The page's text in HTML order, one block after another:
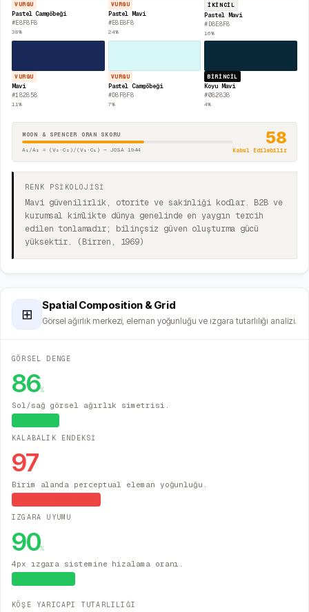
VURGU
Pastel Camgöbeği
#E8F8F8
38%
VURGU
Pastel Mavi
#E8E8F8
24%
İKINCIL
Pastel Mavi
#D8E8F8
16%
VURGU
Mavi
#182858
11%
VURGU
Pastel Camgöbeği
#D8F8F8
7%
BIRINCIL
Koyu Mavi
#082838
4%
MOON & SPENCER ORAN SKORU
A₁/A₂ = (V₂·C₂)/(V₁·C₁) — JOSA 1944
58
Kabul Edilebilir
RENK PSİKOLOJİSİ
Mavi güvenilirlik, otorite ve sakinliği kodlar. B2B ve
kurumsal kimlikte dünya genelinde en yaygın tercih
edilen tonlamadır; bilinçsiz güven oluşturma gücü
yüksektir. (Birren, 1969)
⊞
Spatial Composition & Grid
Görsel ağırlık merkezi, eleman yoğunluğu ve ızgara tutarlılığı analizi.
GÖRSEL DENGE
86%
Sol/sağ görsel ağırlık simetrisi.
KALABALIK ENDEKSİ
97
Birim alanda perceptual eleman yoğunluğu.
IZGARA UYUMU
90%
4px ızgara sistemine hizalama oranı.
KÖŞE YARICAPI TUTARLILIĞI